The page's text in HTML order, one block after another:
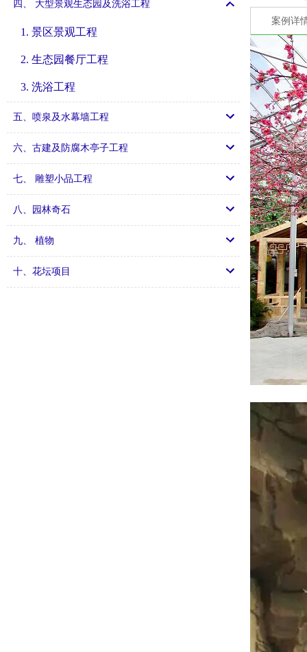
四、 大型景观生态园及洗浴工程
1. 景区景观工程
2. 生态园餐厅工程
3. 洗浴工程
五、喷泉及水幕墙工程
六、古建及防腐木亭子工程
七、 雕塑小品工程
八、园林奇石
九、 植物
十、花坛项目
案例详